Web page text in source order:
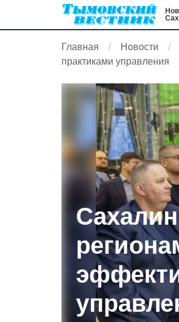
Главная Новости
практиками управления